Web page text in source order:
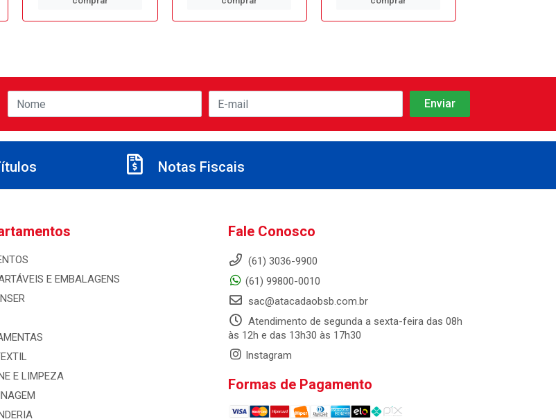
Notas Fiscais
E EMBALAGENS
E LIMPEZA
Fale Conosco
(61) 3036-9900
(61) 99800-0010
sac@atacadaobsb.com.br
Atendimento de segunda a sexta-feira das 08h
às 12h e das 13h30 às 17h30
Instagram
Formas de Pagamento